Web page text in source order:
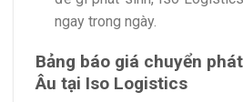
ngay trong ngày.
Bảng báo giá chuyển
Âu tại Iso Logistics